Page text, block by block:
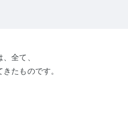
全て、
たものです。